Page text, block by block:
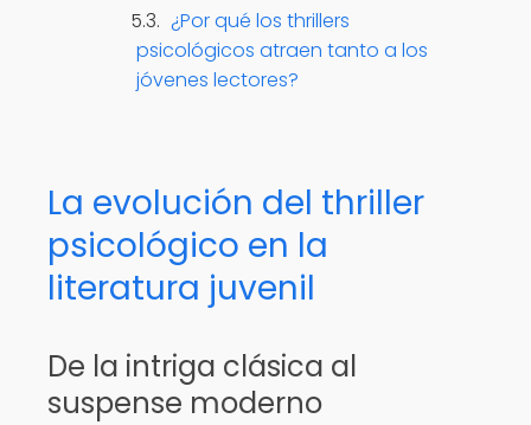
¿Por qué los thrillers
psicológicos atraen tanto a los
jóvenes lectores?
La evolución del thriller
psicológico en la
literatura juvenil
De la intriga clásica al
suspense moderno